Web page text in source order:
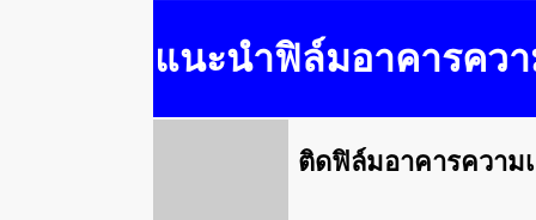
แนะนำฟิล์มอาคารคว
ติดฟิล์มอาคารความ